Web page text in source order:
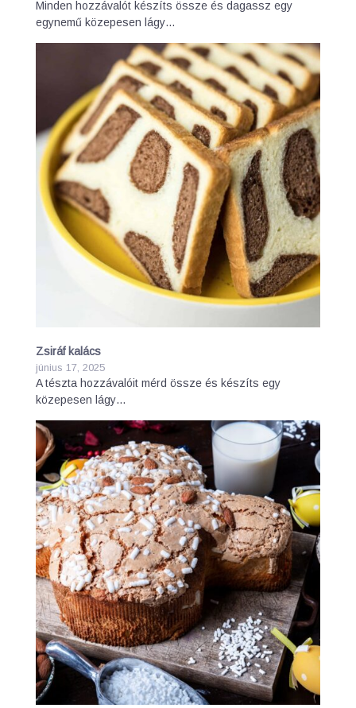
Minden hozzávalót készíts össze és dagassz egy
egynemű közepesen lágy…
Zsiráf kalács
június 17, 2025
A tészta hozzávalóit mérd össze és készíts egy
közepesen lágy…